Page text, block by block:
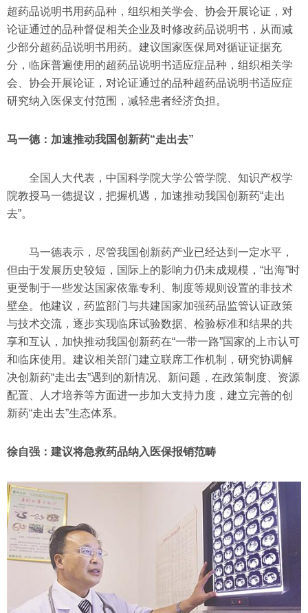
超药品说明书用药品种，组织相关学会、协会开展论证，对
论证通过的品种督促相关企业及时修改药品说明书，从而减
少部分超药品说明书用药。建议国家医保局对循证证据充
分，临床普遍使用的超药品说明书适应症品种，组织相关学
会、协会开展论证，对论证通过的品种超药品说明书适应症
研究纳入医保支付范围，减轻患者经济负担。
马一德：加速推动我国创新药“走出去”
全国人大代表，中国科学院大学公管学院、知识产权学
院教授马一德提议，把握机遇，加速推动我国创新药“走出
去”。
马一德表示，尽管我国创新药产业已经达到一定水平，
但由于发展历史较短，国际上的影响力仍未成规模，“出海”时
更受制于一些发达国家依靠专利、制度等规则设置的非技术
壁垒。他建议，药监部门与共建国家加强药品监管认证政策
与技术交流，逐步实现临床试验数据、检验标准和结果的共
享和互认，加快推动我国创新药在“一带一路”国家的上市认可
和临床使用。建议相关部门建立联席工作机制，研究协调解
决创新药“走出去”遇到的新情况、新问题，在政策制度、资源
配置、人才培养等方面进一步加大支持力度，建立完善的创
新药“走出去”生态体系。
徐自强：建议将急救药品纳入医保报销范畴